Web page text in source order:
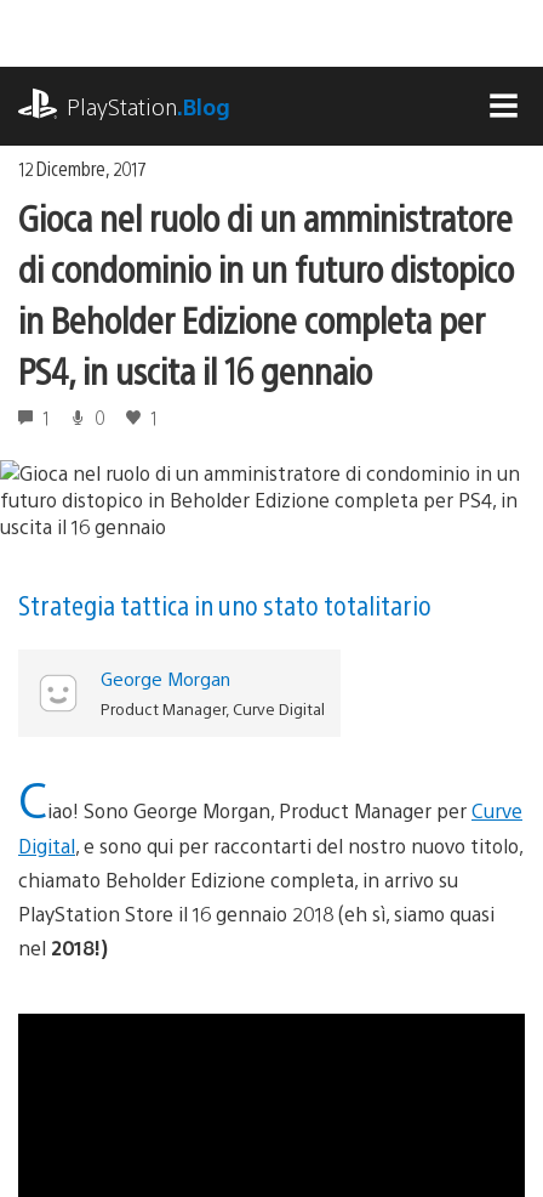
contenuto
PlayStation.Blog
12 Dicembre, 2017
Gioca nel ruolo di un amministratore
di condominio in un futuro distopico
in Beholder Edizione completa per
PS4, in uscita il 16 gennaio
1 0 1
Strategia tattica in uno stato totalitario
George Morgan
Product Manager, Curve Digital
Ciao! Sono George Morgan, Product Manager perCurve
Digital, e sono qui per raccontarti del nostro nuovo titolo,
chiamato Beholder Edizione completa, in arrivo su
PlayStation Store il 16 gennaio 2018 (eh sì, siamo quasi
nel 2018!)